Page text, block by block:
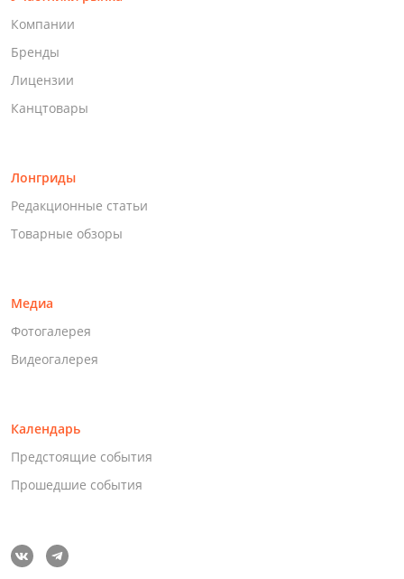
Компании
Бренды
Лицензии
Канцтовары
Лонгриды
Редакционные статьи
Товарные обзоры
Медиа
Фотогалерея
Видеогалерея
Календарь
Предстоящие события
Прошедшие события